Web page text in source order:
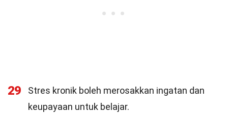
29
Stres kronik boleh merosakkan ingatan dan
keupayaan untuk belajar.